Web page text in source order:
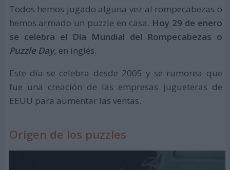
Todos hemos jugado alguna vez al rompecabezas o
hemos armado un puzzle en casa. Hoy 29 de enero
se celebra el Día Mundial del Rompecabezas o
Puzzle Day, en inglés.
Este día se celebra desde 2005 y se rumorea que
fue una creación de las empresas jugueteras de
EEUU para aumentar las ventas.
Origen de los puzzles